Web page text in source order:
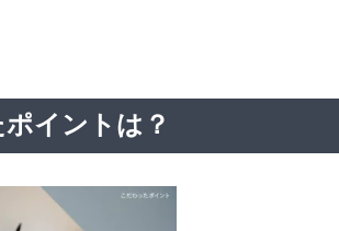
イントは？